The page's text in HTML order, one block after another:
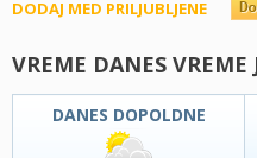
DODAJ MED PRILJUBLJENE
VREME DANES VREME
DANES DOPOLDNE